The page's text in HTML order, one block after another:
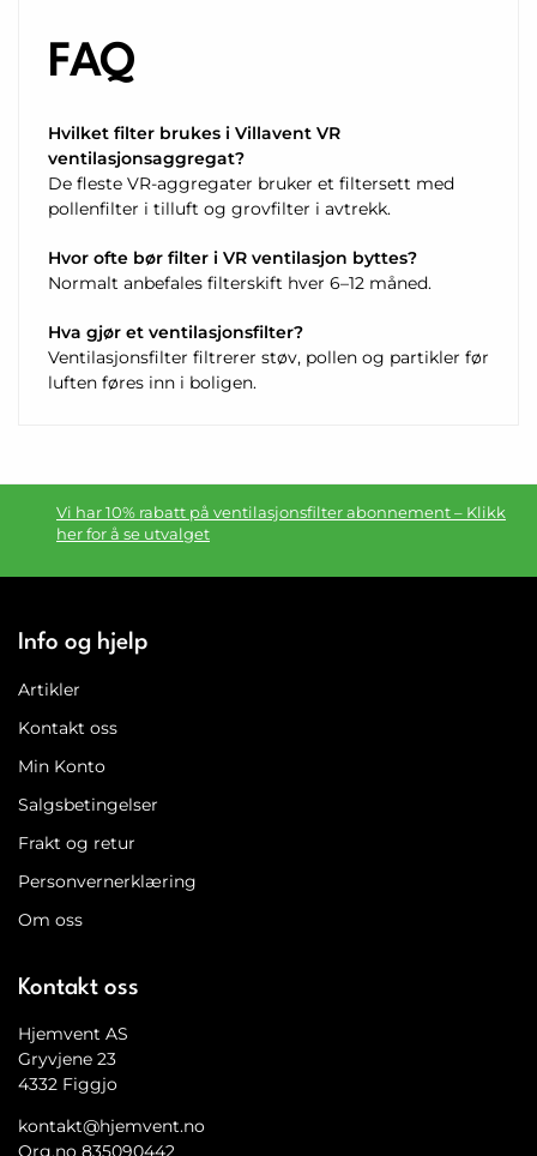
FAQ
Hvilket filter brukes i Villavent VR
ventilasjonsaggregat?
De fleste VR-aggregater bruker et filtersett med
pollenfilter i tilluft og grovfilter i avtrekk.
Hvor ofte bør filter i VR ventilasjon byttes?
Normalt anbefales filterskift hver 6–12 måned.
Hva gjør et ventilasjonsfilter?
Ventilasjonsfilter filtrerer støv, pollen og partikler før
luften føres inn i boligen.
Vi har 10% rabatt på ventilasjonsfilter abonnement – Klikk
her for å se utvalget
Info og hjelp
Artikler
Kontakt oss
Min Konto
Salgsbetingelser
Frakt og retur
Personvernerklæring
Om oss
Kontakt oss
Hjemvent AS
Gryvjene 23
4332 Figgjo
kontakt@hjemvent.no